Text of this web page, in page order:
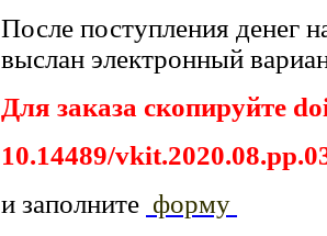
После поступления денег
выслан электронный
Для заказа скопируйте
10.14489/
и заполните форму